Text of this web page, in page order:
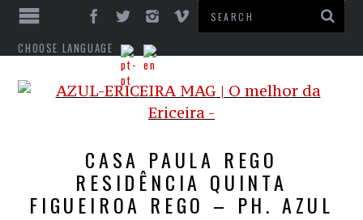
CHOOSE LANGUAGE
CASA PAULA REGO
RESIDÊNCIA QUINTA
FIGUEIROA REGO – PH. AZUL